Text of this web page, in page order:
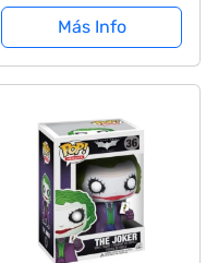
Riddler, Multicolor
(13628) , color/modelo
surtido
Más Info